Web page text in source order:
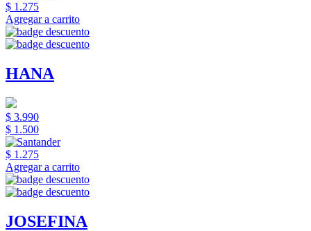
$ 1.275
Agregar a carrito
HANA
$ 3.990
$ 1.500
$ 1.275
Agregar a carrito
JOSEFINA